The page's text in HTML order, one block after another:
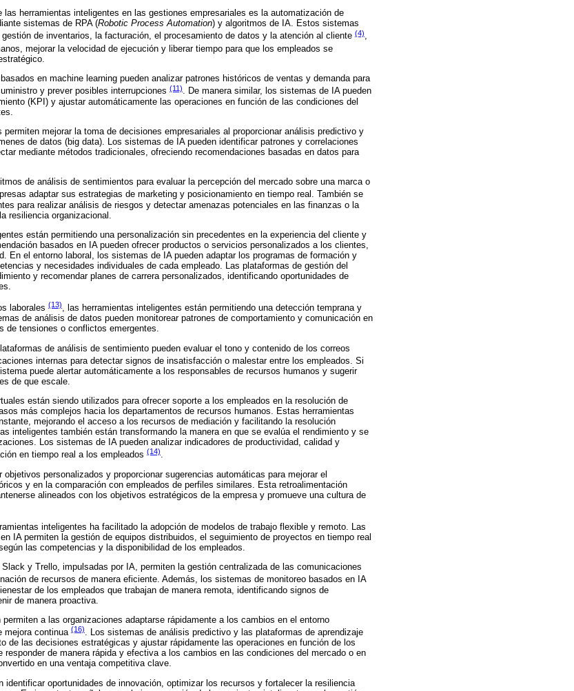
las herramientas inteligentes en las gestiones empresariales es la automatización de
sistemas de RPA (Robotic Process Automation) y algoritmos de IA. Estos sistemas
de inventarios, la facturación, el procesamiento de datos y la atención al cliente (4),
mejorar la velocidad de ejecución y liberar tiempo para que los empleados se
en machine learning pueden analizar patrones históricos de ventas y demanda para
y prever posibles interrupciones (11). De manera similar, los sistemas de IA pueden
(KPI) y ajustar automáticamente las operaciones en función de las condiciones del
mejorar la toma de decisiones empresariales al proporcionar análisis predictivo y
de datos (big data). Los sistemas de IA pueden identificar patrones y correlaciones
mediante métodos tradicionales, ofreciendo recomendaciones basadas en datos para
de análisis de sentimientos para evaluar la percepción del mercado sobre una marca o
adaptar sus estrategias de marketing y posicionamiento en tiempo real. También se
para realizar análisis de riesgos y detectar amenazas potenciales en las finanzas o la
resiliencia organizacional.
están permitiendo una personalización sin precedentes en la experiencia del cliente y
basados en IA pueden ofrecer productos o servicios personalizados a los clientes,
En el entorno laboral, los sistemas de IA pueden adaptar los programas de formación y
y necesidades individuales de cada empleado. Las plataformas de gestión del
y recomendar planes de carrera personalizados, identificando oportunidades de
laborales (13), las herramientas inteligentes están permitiendo una detección temprana y
de análisis de datos pueden monitorear patrones de comportamiento y comunicación en
de tensiones o conflictos emergentes.
de análisis de sentimiento pueden evaluar el tono y contenido de los correos
internas para detectar signos de insatisfacción o malestar entre los empleados. Si
puede alertar automáticamente a los responsables de recursos humanos y sugerir
de que escale.
están siendo utilizados para ofrecer soporte a los empleados en la resolución de
más complejos hacia los departamentos de recursos humanos. Estas herramientas
mejorando el acceso a los recursos de mediación y facilitando la resolución
inteligentes también están transformando la manera en que se evalúa el rendimiento y se
Los sistemas de IA pueden analizar indicadores de productividad, calidad y
en tiempo real a los empleados (14).
personalizados y proporcionar sugerencias automáticas para mejorar el
y en la comparación con empleados de perfiles similares. Esta retroalimentación
alineados con los objetivos estratégicos de la empresa y promueve una cultura de
inteligentes ha facilitado la adopción de modelos de trabajo flexible y remoto. Las
IA permiten la gestión de equipos distribuidos, el seguimiento de proyectos en tiempo real
las competencias y la disponibilidad de los empleados.
y Trello, impulsadas por IA, permiten la gestión centralizada de las comunicaciones
de recursos de manera eficiente. Además, los sistemas de monitoreo basados en IA
de los empleados que trabajan de manera remota, identificando signos de
de manera proactiva.
a las organizaciones adaptarse rápidamente a los cambios en el entorno
mejora continua (16). Los sistemas de análisis predictivo y las plataformas de aprendizaje
de las decisiones estratégicas y ajustar rápidamente las operaciones en función de los
responder de manera rápida y efectiva a los cambios en las condiciones del mercado o en
en una ventaja competitiva clave.
identificar oportunidades de innovación, optimizar los recursos y fortalecer la resiliencia